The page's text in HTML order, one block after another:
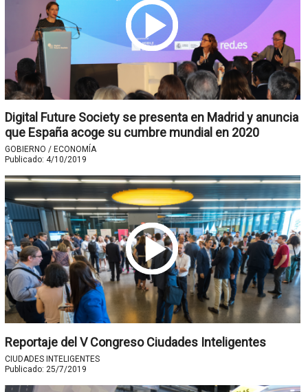
Digital Future Society se presenta en Madrid y anuncia
que España acoge su cumbre mundial en 2020
GOBIERNO / ECONOMÍA
Publicado: 4/10/2019
Reportaje del V Congreso Ciudades Inteligentes
CIUDADES INTELIGENTES
Publicado: 25/7/2019